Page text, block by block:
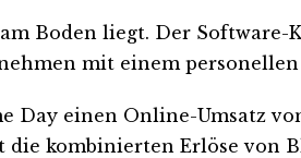
Boden liegt. Der
mit einem
Day einen Online-Umsatz
die kombinierten Erlöse von